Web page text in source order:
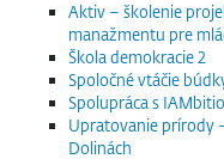
Aktiv – školenie
manažmentu pre
Škola demokracie 2
Spoločné vtáčie
Spolupráca s
Upratovanie prírody
Dolinách